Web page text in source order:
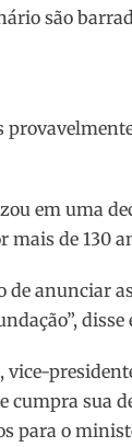
são
em uma
mais de 130
anunciar
disse
sua
para o